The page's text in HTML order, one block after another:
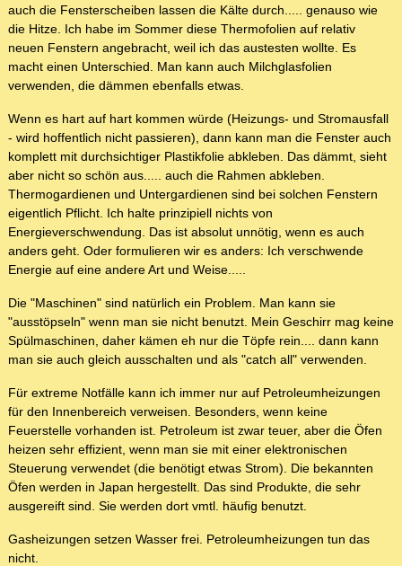
auch die Fensterscheiben lassen die Kälte durch..... genauso wie
die Hitze. Ich habe im Sommer diese Thermofolien auf relativ
neuen Fenstern angebracht, weil ich das austesten wollte. Es
macht einen Unterschied. Man kann auch Milchglasfolien
verwenden, die dämmen ebenfalls etwas.
Wenn es hart auf hart kommen würde (Heizungs- und Stromausfall
- wird hoffentlich nicht passieren), dann kann man die Fenster auch
komplett mit durchsichtiger Plastikfolie abkleben. Das dämmt, sieht
aber nicht so schön aus..... auch die Rahmen abkleben.
Thermogardienen und Untergardienen sind bei solchen Fenstern
eigentlich Pflicht. Ich halte prinzipiell nichts von
Energieverschwendung. Das ist absolut unnötig, wenn es auch
anders geht. Oder formulieren wir es anders: Ich verschwende
Energie auf eine andere Art und Weise.....
Die "Maschinen" sind natürlich ein Problem. Man kann sie
"ausstöpseln" wenn man sie nicht benutzt. Mein Geschirr mag keine
Spülmaschinen, daher kämen eh nur die Töpfe rein.... dann kann
man sie auch gleich ausschalten und als "catch all" verwenden.
Für extreme Notfälle kann ich immer nur auf Petroleumheizungen
für den Innenbereich verweisen. Besonders, wenn keine
Feuerstelle vorhanden ist. Petroleum ist zwar teuer, aber die Öfen
heizen sehr effizient, wenn man sie mit einer elektronischen
Steuerung verwendet (die benötigt etwas Strom). Die bekannten
Öfen werden in Japan hergestellt. Das sind Produkte, die sehr
ausgereift sind. Sie werden dort vmtl. häufig benutzt.
Gasheizungen setzen Wasser frei. Petroleumheizungen tun das
nicht.